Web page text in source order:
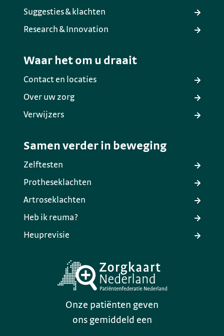
Suggesties & klachten
Research & Innovation
Waar het om u draait
Contact en locaties
Over uw zorg
Verwijzers
Samen verder in beweging
Zelftesten
Protheseklachten
Artroseklachten
Heb ik reuma?
Heuprevisie
Onze patiënten geven
ons gemiddeld een